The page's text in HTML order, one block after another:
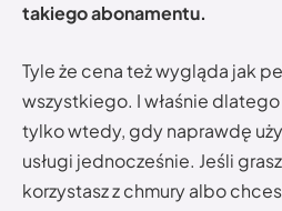
takiego abonamentu.
Tyle że cena też wygląda jak
wszystkiego. I właśnie
tylko wtedy, gdy naprawdę
usługi jednocześnie. Jeśli
korzystasz z chmury albo